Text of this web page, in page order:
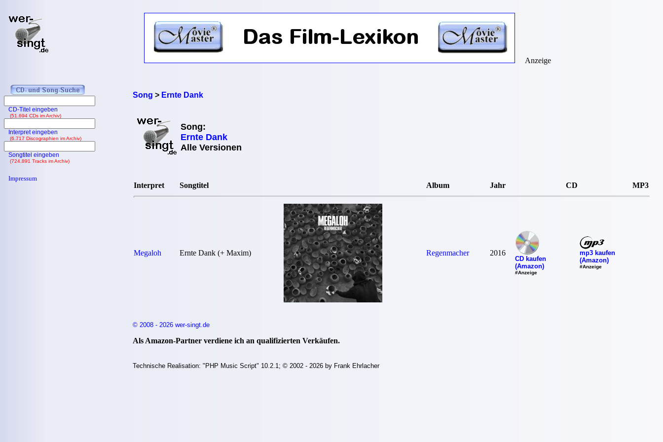
Song > Ernte Dank
Song:
Ernte Dank
Alle Versionen
Interpret Songtitel Album Jahr CD MP3
Megaloh Ernte Dank (+ Maxim) Regenmacher 2016
CD kaufen
(Amazon)
#Anzeige
mp3 kaufen
(Amazon)
#Anzeige
© 2008 - 2026 wer-singt.de
Als Amazon-Partner verdiene ich an qualifizierten Verkäufen.
Technische Realisation: "PHP Music Script" 10.2.1; © 2002 - 2026 by Frank Ehrlacher
Anzeige
CD-Titel eingeben
(51.694 CDs im Archiv)
Interpret eingeben
(6.717 Discographien im Archiv)
Songtitel eingeben
(724.891 Tracks im Archiv)
Impressum